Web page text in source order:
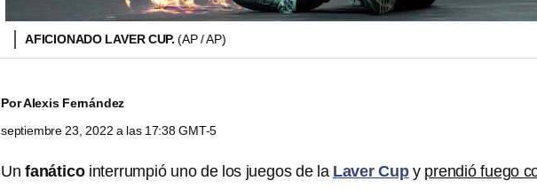
AFICIONADO LAVER CUP.(AP / AP)
PorAlexis Fernández
septiembre 23, 2022 a las 17:38 GMT-5
Un fanáticointerrumpió uno de los juegos de la Laver Cupy prendió fuego